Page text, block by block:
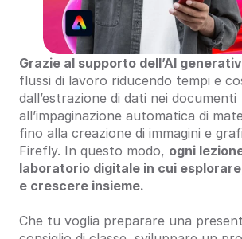
Grazie al supporto dell’AI
flussi di lavoro riducendo tempi e
dall’estrazione di dati nei documenti
all’impaginazione automatica di
fino alla creazione di immagini e
Firefly. In questo modo, ogni
laboratorio digitale in cui
e crescere insieme.
Che tu voglia preparare una